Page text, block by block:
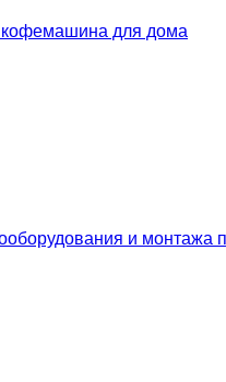
кофемашина для дома
и монтажа